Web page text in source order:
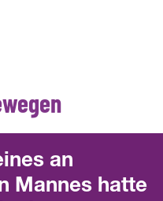
an
Mannes hatte